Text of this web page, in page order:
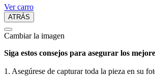
Ver carro
ATRÁS
Cambiar la imagen
Siga estos consejos para asegurar los
1. Asegúrese de capturar toda la pieza en su